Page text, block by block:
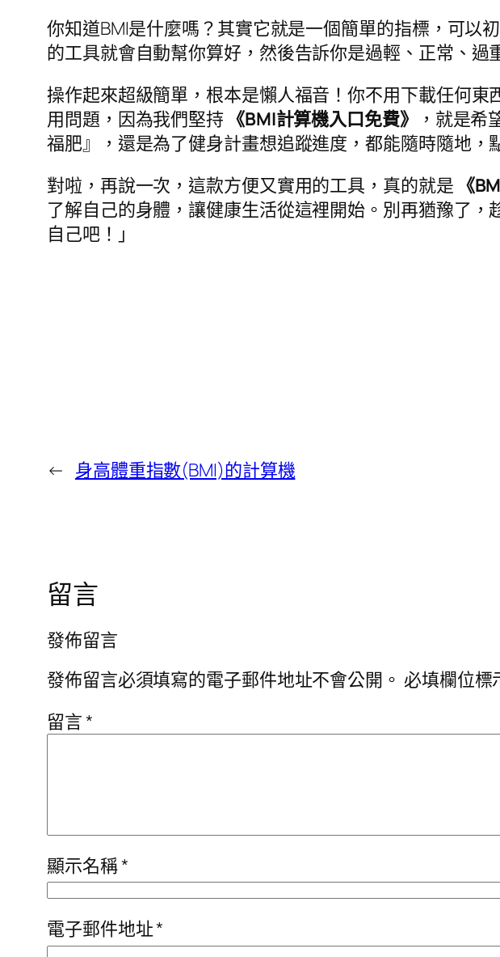
你知道BMI是什麼嗎？其實它就是一個簡單的指標，可以
的工具就會自動幫你算好，然後告訴你是過輕、正常、過
操作起來超級簡單，根本是懶人福音！你不用下載任何
用問題，因為我們堅持 《BMI計算機入口免費》 ，就是希
福肥』，還是為了健身計畫想追蹤進度，都能隨時隨地，
對啦，再說一次，這款方便又實用的工具，真的就是 《
了解自己的身體，讓健康生活從這裡開始。別再猶豫了，
自己吧！」
← 身高體重指數(BMI)的計算機
留言
發佈留言
發佈留言必須填寫的電子郵件地址不會公開。 必填欄位標
留言*
顯示名稱*
電子郵件地址*